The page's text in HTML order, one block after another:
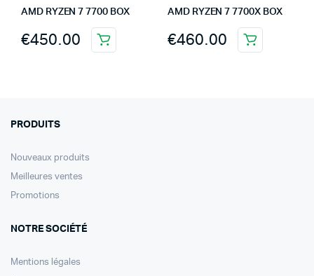
AMD RYZEN 7 7700 BOX
€450.00
AMD RYZEN 7 7700X BOX
€460.00
PRODUITS
Nouveaux produits
Meilleures ventes
Promotions
NOTRE SOCIÉTÉ
Mentions légales